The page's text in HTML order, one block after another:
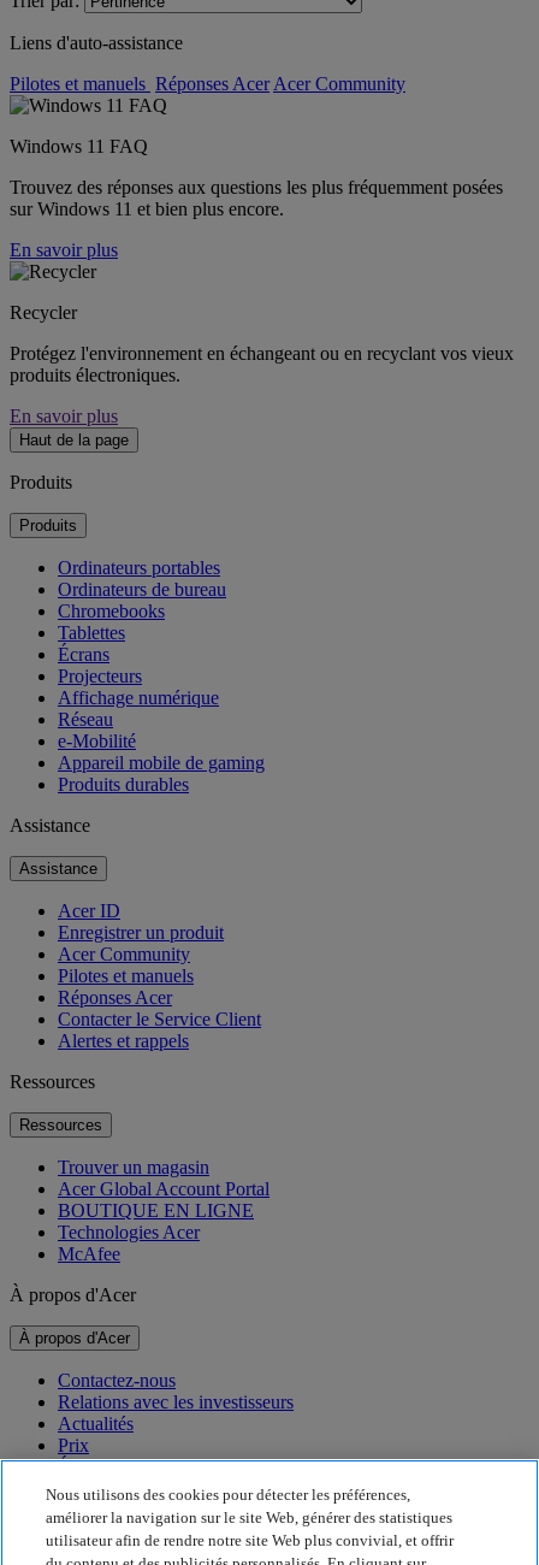
Liens d'auto-assistance
Pilotes et manuels Réponses Acer Acer Community
Windows 11 FAQ
Trouvez des réponses aux questions les plus fréquemment posées
sur Windows 11 et bien plus encore.
En savoir plus
Recycler
Protégez l'environnement en échangeant ou en recyclant vos vieux
produits électroniques.
En savoir plus
Haut de la page
Produits
Produits
Ordinateurs portables
Ordinateurs de bureau
Chromebooks
Tablettes
Écrans
Projecteurs
Affichage numérique
Réseau
e-Mobilité
Appareil mobile de gaming
Produits durables
Assistance
Assistance
Acer ID
Enregistrer un produit
Acer Community
Pilotes et manuels
Réponses Acer
Contacter le Service Client
Alertes et rappels
Ressources
Ressources
Trouver un magasin
Acer Global Account Portal
BOUTIQUE EN LIGNE
Technologies Acer
McAfee
À propos d'Acer
À propos d'Acer
Contactez-nous
Relations avec les investisseurs
Actualités
Prix
Événements
Développement durable
Développement durable
Nous utilisons des cookies pour détecter les préférences,
améliorer la navigation sur le site Web, générer des statistiques
utilisateur afin de rendre notre site Web plus convivial, et offrir